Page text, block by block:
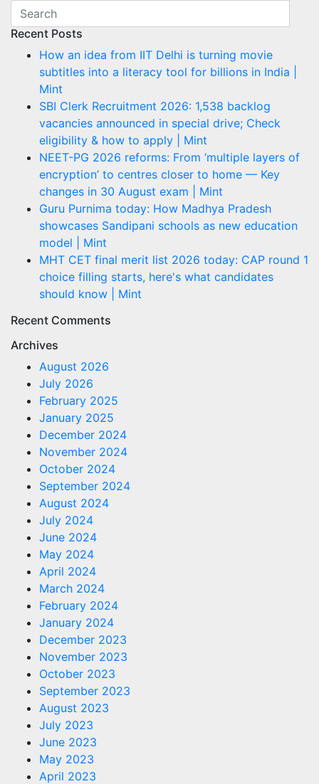
Recent Posts
How an idea from IIT Delhi is turning movie
subtitles into a literacy tool for billions in India |
Mint
SBI Clerk Recruitment 2026: 1,538 backlog
vacancies announced in special drive; Check
eligibility & how to apply | Mint
NEET-PG 2026 reforms: From ‘multiple layers of
encryption’ to centres closer to home — Key
changes in 30 August exam | Mint
Guru Purnima today: How Madhya Pradesh
showcases Sandipani schools as new education
model | Mint
MHT CET final merit list 2026 today: CAP round 1
choice filling starts, here's what candidates
should know | Mint
Recent Comments
Archives
August 2026
July 2026
February 2025
January 2025
December 2024
November 2024
October 2024
September 2024
August 2024
July 2024
June 2024
May 2024
April 2024
March 2024
February 2024
January 2024
December 2023
November 2023
October 2023
September 2023
August 2023
July 2023
June 2023
May 2023
April 2023